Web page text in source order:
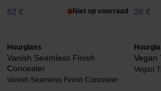
82 € Niet op voorraad 26 €
Hourglass
Vanish Seamless Finish
Concealer
Vanish Seamless Finish Concealer
Vegan
Vegan